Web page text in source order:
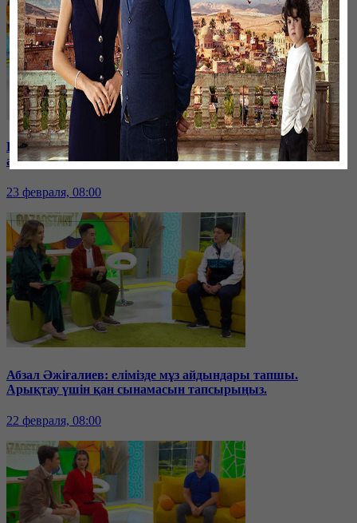
Балаларға арналған тегін әуе билеттері. Еркектік қуатты
арттыру. BMX теуіп үйренеміз
23 февраля, 08:00
Абзал Әжіғалиев: елімізде мұз айдындары тапшы.
Арықтау үшін қан сынамасын тапсырыңыз.
22 февраля, 08:00